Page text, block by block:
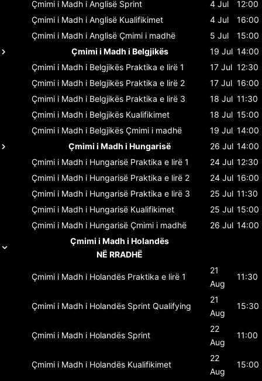
Çmimi i Madh i Anglisë Sprint 4 Jul
12:00
Çmimi i Madh i Anglisë Kualifikimet 4 Jul
16:00
Çmimi i Madh i Anglisë Çmimi i madhë 5 Jul
15:00
Çmimi i Madh i Belgjikës
19 Jul 14:00
Çmimi i Madh i Belgjikës Praktika e lirë 1 17 Jul 12:30
Çmimi i Madh i Belgjikës Praktika e lirë 2 17 Jul 16:00
Çmimi i Madh i Belgjikës Praktika e lirë 3 18 Jul 11:30
Çmimi i Madh i Belgjikës Kualifikimet 18 Jul 15:00
Çmimi i Madh i Belgjikës Çmimi i madhë 19 Jul 14:00
Çmimi i Madh i Hungarisë
26 Jul 14:00
Çmimi i Madh i Hungarisë Praktika e lirë 1 24 Jul 12:30
Çmimi i Madh i Hungarisë Praktika e lirë 2 24 Jul 16:00
Çmimi i Madh i Hungarisë Praktika e lirë 3 25 Jul 11:30
Çmimi i Madh i Hungarisë Kualifikimet 25 Jul 15:00
Çmimi i Madh i Hungarisë Çmimi i madhë 26 Jul 14:00
Çmimi i Madh i Holandës
NË RRADHË
Çmimi i Madh i Holandës Praktika e lirë 1
21
Aug
11:30
Çmimi i Madh i Holandës Sprint Qualifying
21
Aug
15:30
Çmimi i Madh i Holandës Sprint
22
Aug
11:00
Çmimi i Madh i Holandës Kualifikimet
22
Aug
15:00